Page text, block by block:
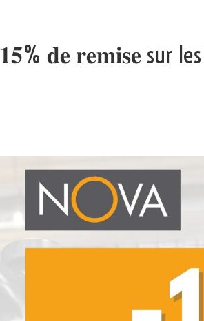
𝟏𝟓% 𝐝𝐞 𝐫𝐞𝐦𝐢𝐬𝐞 sur